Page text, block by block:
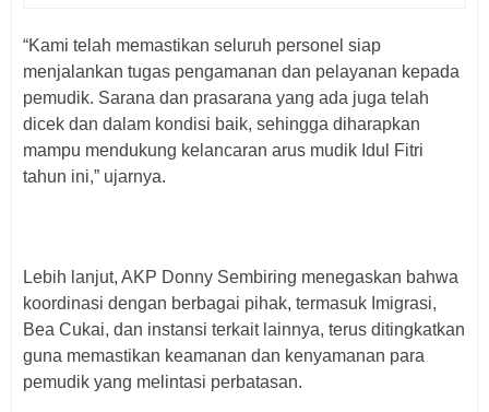
“Kami telah memastikan seluruh personel siap
menjalankan tugas pengamanan dan pelayanan kepada
pemudik. Sarana dan prasarana yang ada juga telah
dicek dan dalam kondisi baik, sehingga diharapkan
mampu mendukung kelancaran arus mudik Idul Fitri
tahun ini,” ujarnya.
Lebih lanjut, AKP Donny Sembiring menegaskan bahwa
koordinasi dengan berbagai pihak, termasuk Imigrasi,
Bea Cukai, dan instansi terkait lainnya, terus ditingkatkan
guna memastikan keamanan dan kenyamanan para
pemudik yang melintasi perbatasan.